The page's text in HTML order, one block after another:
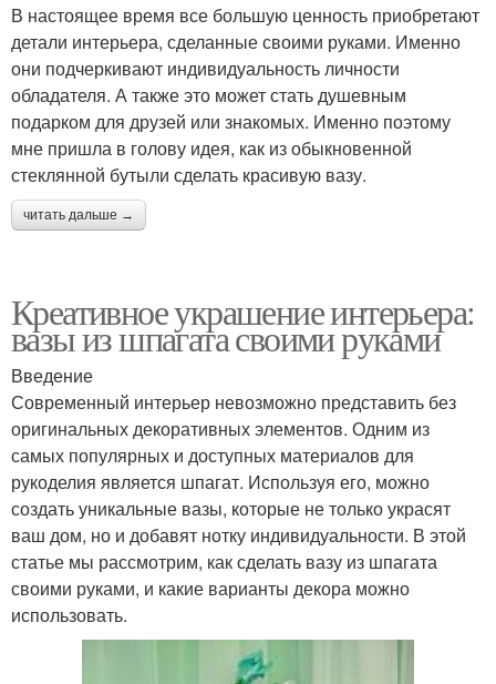
В настоящее время все большую ценность приобретают
детали интерьера, сделанные своими руками. Именно
они подчеркивают индивидуальность личности
обладателя. А также это может стать душевным
подарком для друзей или знакомых. Именно поэтому
мне пришла в голову идея, как из обыкновенной
стеклянной бутыли сделать красивую вазу.
читать дальше →
Креативное украшение интерьера:
вазы из шпагата своими руками
Введение
Современный интерьер невозможно представить без
оригинальных декоративных элементов. Одним из
самых популярных и доступных материалов для
рукоделия является шпагат. Используя его, можно
создать уникальные вазы, которые не только украсят
ваш дом, но и добавят нотку индивидуальности. В этой
статье мы рассмотрим, как сделать вазу из шпагата
своими руками, и какие варианты декора можно
использовать.